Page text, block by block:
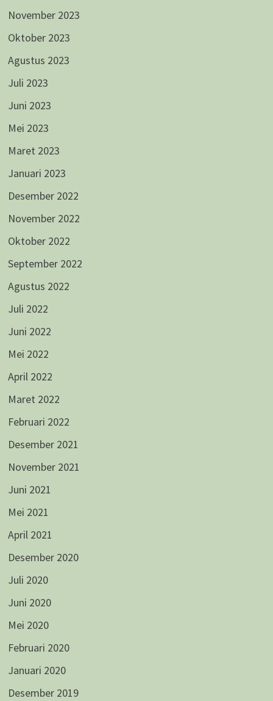
November 2023
Oktober 2023
Agustus 2023
Juli 2023
Juni 2023
Mei 2023
Maret 2023
Januari 2023
Desember 2022
November 2022
Oktober 2022
September 2022
Agustus 2022
Juli 2022
Juni 2022
Mei 2022
April 2022
Maret 2022
Februari 2022
Desember 2021
November 2021
Juni 2021
Mei 2021
April 2021
Desember 2020
Juli 2020
Juni 2020
Mei 2020
Februari 2020
Januari 2020
Desember 2019